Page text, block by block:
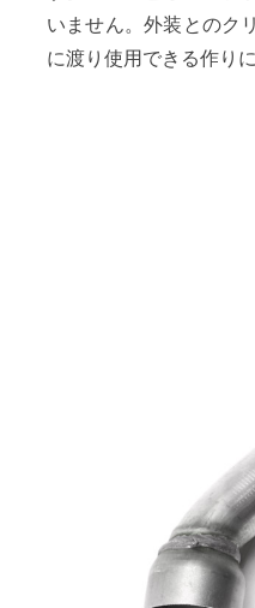
いません。外装とのク
に渡り使用できる作り